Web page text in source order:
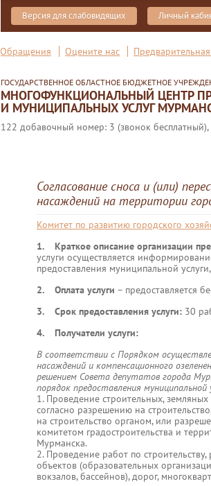
Версия для слабовидящих Личный
Обращения Оцените нас
ГОСУДАРСТВЕННОЕ ОБЛАСТНОЕ БЮДЖЕТНОЕ
МНОГОФУНКЦИОНАЛЬНЫЙ ЦЕНТР
И МУНИЦИПАЛЬНЫХ УСЛУГ
122 добавочный номер: 3 (звонок
Согласование сноса и (или)
насаждений на территории
Комитет по развитию городского
1. Краткое описание организации
услуги осуществляется
предоставления муниципальной
2. Оплата услуги – предоставляется
3. Срок предоставления услуги: 30
4. Получатели услуги:
В соответствии с Порядком
насаждений и компенсационного
решением Совета депутатов города
порядок предоставления муниципальной
1. Проведение строительных,
согласно разрешению на
на строительство органом, или
комитетом градостроительства и
Мурманска.
2. Проведение работ по
объектов (образовательных
вокзалов, бассейнов), дорог,